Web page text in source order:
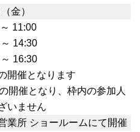
金）
11:00
14:30
16:30
開催となります
開催となり、枠内の参加人
いません
業所 ショールームにて開催